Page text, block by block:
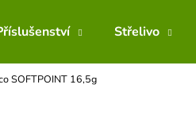
Střelivo
SOFTPOINT 16,5g
Co potřebujete